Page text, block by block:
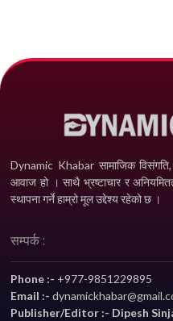
Dynamic Khabar सामाजिक विसंगति,
आवाज हो । साथै भ्रष्टाचार र
स्थापना गर्ने हाम्रो मूल उद्देश्य रहेको छ ।
सम्पर्क :
Phone :- +977-9851229895
Email :-
Publisher/Editor :- Dipesh